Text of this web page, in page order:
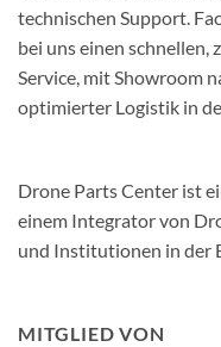
technischen Support.
bei uns einen schnellen,
Service, mit Showroom
optimierter Logistik in
Drone Parts Center ist
einem Integrator von
und Institutionen in der
MITGLIED VON